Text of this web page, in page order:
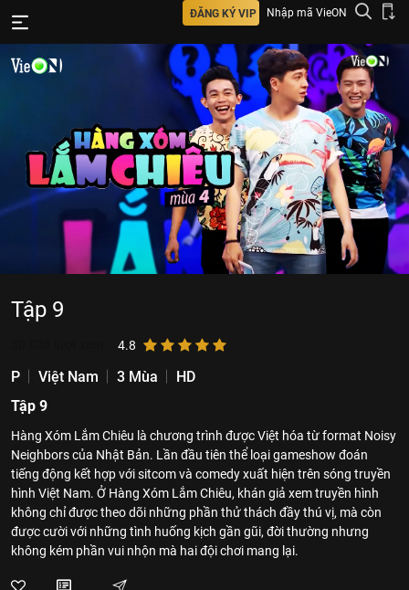
ĐĂNG KÝ VIP Nhập mã VieON
Tập 9
4.8
P Việt Nam 3 Mùa
HD
Tập 9
Hàng Xóm Lắm Chiêu là chương trình được Việt hóa từ format Noisy
Neighbors của Nhật Bản. Lần đầu tiên thể loại gameshow đoán
tiếng động kết hợp với sitcom và comedy xuất hiện trên sóng truyền
hình Việt Nam. Ở Hàng Xóm Lắm Chiêu, khán giả xem truyền hình
không chỉ được theo dõi những phần thử thách đầy thú vị, mà còn
được cười với những tình huống kịch gần gũi, đời thường nhưng
không kém phần vui nhộn mà hai đội chơi mang lại.